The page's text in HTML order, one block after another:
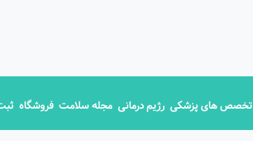
تخصص های پزشکی رژیم درمانی مجله سلامت فروشگاه